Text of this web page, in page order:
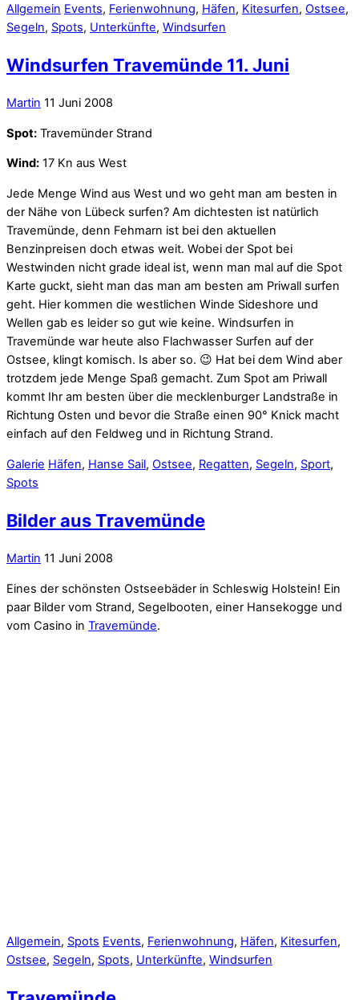
Allgemein Events, Ferienwohnung, Häfen, Kitesurfen, Ostsee,
Segeln, Spots, Unterkünfte, Windsurfen
Windsurfen Travemünde 11. Juni
Martin 11 Juni 2008
Spot: Travemünder Strand
Wind: 17 Kn aus West
Jede Menge Wind aus West und wo geht man am besten in
der Nähe von Lübeck surfen? Am dichtesten ist natürlich
Travemünde, denn Fehmarn ist bei den aktuellen
Benzinpreisen doch etwas weit. Wobei der Spot bei
Westwinden nicht grade ideal ist, wenn man mal auf die Spot
Karte guckt, sieht man das man am besten am Priwall surfen
geht. Hier kommen die westlichen Winde Sideshore und
Wellen gab es leider so gut wie keine. Windsurfen in
Travemünde war heute also Flachwasser Surfen auf der
Ostsee, klingt komisch. Is aber so. 😉 Hat bei dem Wind aber
trotzdem jede Menge Spaß gemacht. Zum Spot am Priwall
kommt Ihr am besten über die mecklenburger Landstraße in
Richtung Osten und bevor die Straße einen 90° Knick macht
einfach auf den Feldweg und in Richtung Strand.
Galerie Häfen, Hanse Sail, Ostsee, Regatten, Segeln, Sport,
Spots
Bilder aus Travemünde
Martin 11 Juni 2008
Eines der schönsten Ostseebäder in Schleswig Holstein! Ein
paar Bilder vom Strand, Segelbooten, einer Hansekogge und
vom Casino in Travemünde.
Allgemein, Spots Events, Ferienwohnung, Häfen, Kitesurfen,
Ostsee, Segeln, Spots, Unterkünfte, Windsurfen